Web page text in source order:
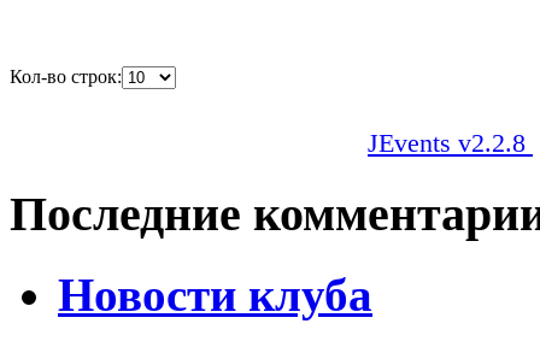
Кол-во строк:
JEvents v2.2.8
Последние
Новости клуба